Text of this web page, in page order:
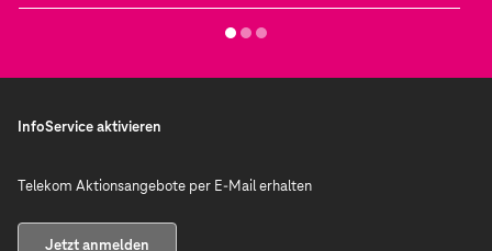
InfoService aktivieren
Telekom Aktionsangebote per E-Mail erhalten
Jetzt anmelden